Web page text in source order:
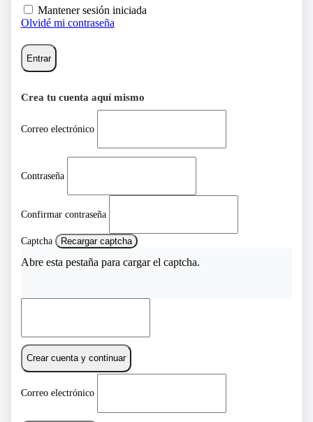
Mantener sesión iniciada
Olvidé mi contraseña
Entrar
Crea tu cuenta aquí mismo
Correo electrónico
Contraseña
Confirmar contraseña
Captcha Recargar captcha
Abre esta pestaña para cargar el captcha.
Crear cuenta y continuar
Correo electrónico